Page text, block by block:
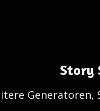
Story
Generatoren,